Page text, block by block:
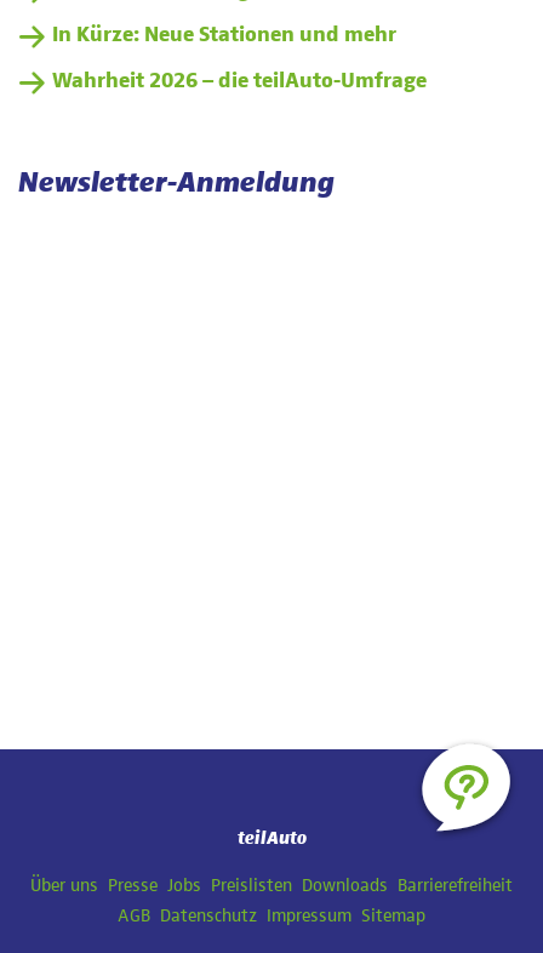
In Kürze: Neue Stationen und mehr
Wahrheit 2026 – die teilAuto-Umfrage
Newsletter-Anmeldung
teilAuto
Navigation
überspringen
Über uns Presse Jobs Preislisten Downloads
Barrierefreiheit
AGB
Datenschutz Impressum Sitemap